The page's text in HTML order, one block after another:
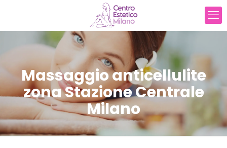
Massaggio anticellulite
zona Stazione Centrale
Milano